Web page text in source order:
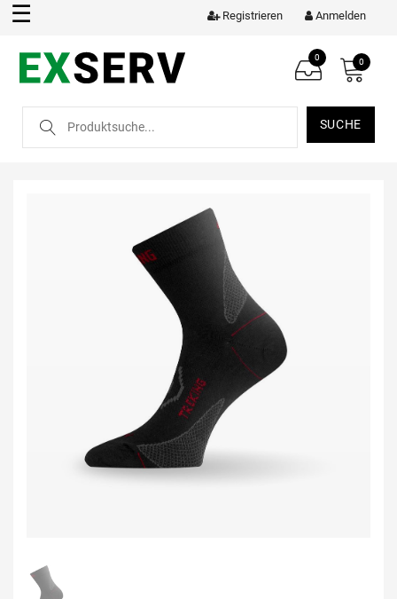
☰ Anmelden
Registrieren
SUCHE
0 0